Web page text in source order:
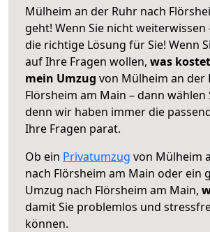
Mülheim an der Ruhr nach
geht! Wenn Sie nicht weiterwissen
die richtige Lösung für Sie! Wenn
auf Ihre Fragen wollen, was
mein Umzug von Mülheim an der
Flörsheim am Main – dann wählen
denn wir haben immer die
Ihre Fragen parat.
Ob ein Privatumzug von Mülheim
nach Flörsheim am Main oder ein
Umzug nach Flörsheim am Main,
damit Sie problemlos und
können.